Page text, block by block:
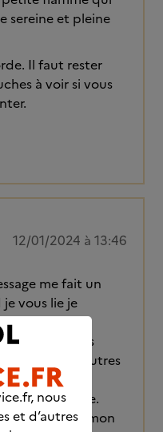
sereine et pleine
Il faut rester
à voir si vous
12/01/2024 à 13:46
me fait un
vous lie je
que vous
cachettes et autres
je lavai pas
de vous lire.
a mon passé, mon
nous
et d’autres